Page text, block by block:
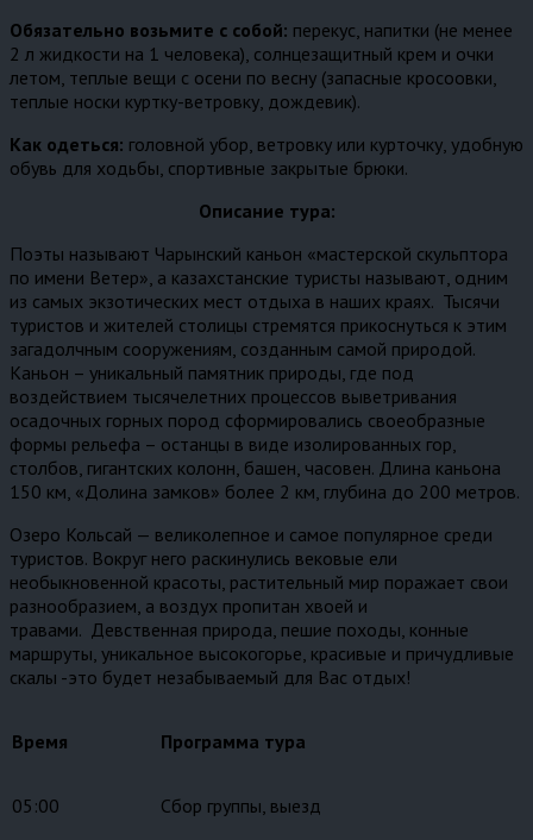
Обязательно возьмите с собой: перекус, напитки (не менее
2 л жидкости на 1 человека), солнцезащитный крем и очки
летом, теплые вещи с осени по весну (запасные кросоовки,
теплые носки куртку-ветровку, дождевик).
Как одеться: головной убор, ветровку или курточку, удобную
обувь для ходьбы, спортивные закрытые брюки.
Описание тура:
Поэты называют Чарынский каньон «мастерской скульптора
по имени Ветер», а казахстанские туристы называют, одним
из самых экзотических мест отдыха в наших краях. Тысячи
туристов и жителей столицы стремятся прикоснуться к этим
загадолчным сооружениям, созданным самой природой.
Каньон – уникальный памятник природы, где под
воздействием тысячелетних процессов выветривания
осадочных горных пород сформировались своеобразные
формы рельефа – останцы в виде изолированных гор,
столбов, гигантских колонн, башен, часовен. Длина каньона
150 км, «Долина замков» более 2 км, глубина до 200 метров.
Озеро Кольсай — великолепное и самое популярное среди
туристов. Вокруг него раскинулись вековые ели
необыкновенной красоты, растительный мир поражает свои
разнообразием, а воздух пропитан хвоей и
травами. Девственная природа, пешие походы, конные
маршруты, уникальное высокогорье, красивые и причудливые
скалы -это будет незабываемый для Вас отдых!
Время Программа тура
05:00 Сбор группы, выезд